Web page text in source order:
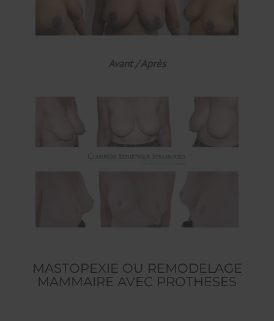
Avant / Après
MASTOPEXIE OU REMODELAGE
MAMMAIRE AVEC PROTHESES